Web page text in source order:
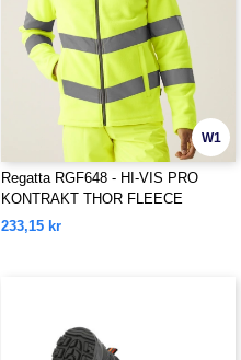
W1
Regatta RGF648 - HI-VIS PRO
KONTRAKT THOR FLEECE
233,15 kr